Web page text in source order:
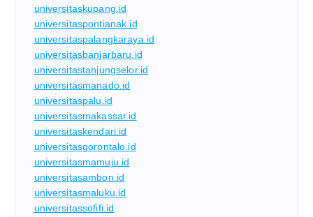
universitaskupang.id
universitaspontianak.id
universitaspalangkaraya.id
universitasbanjarbaru.id
universitastanjungselor.id
universitasmanado.id
universitaspalu.id
universitasmakassar.id
universitaskendari.id
universitasgorontalo.id
universitasmamuju.id
universitasambon.id
universitasmaluku.id
universitassofifi.id